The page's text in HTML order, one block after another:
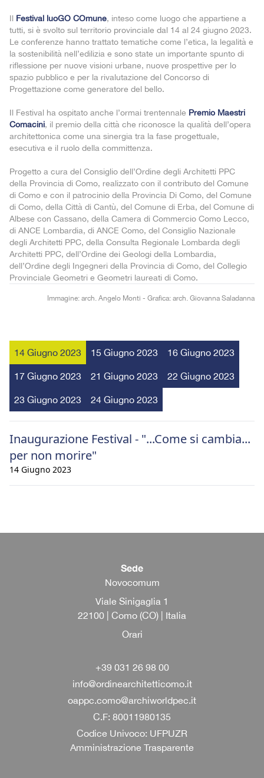
Il Festival luoGO COmune, inteso come luogo che appartiene a
tutti, si è svolto sul territorio provinciale dal 14 al 24 giugno 2023.
Le conferenze hanno trattato tematiche come l’etica, la legalità e
la sostenibilità nell’edilizia e sono state un importante spunto di
riflessione per nuove visioni urbane, nuove prospettive per lo
spazio pubblico e per la rivalutazione del Concorso di
Progettazione come generatore del bello.
Il Festival ha ospitato anche l’ormai trentennale Premio Maestri
Comacini, il premio della città che riconosce la qualità dell’opera
architettonica come una sinergia tra la fase progettuale,
esecutiva e il ruolo della committenza.
Progetto a cura del Consiglio dell’Ordine degli Architetti PPC
della Provincia di Como, realizzato con il contributo del Comune
di Como e con il patrocinio della Provincia Di Como, del Comune
di Como, della Città di Cantù, del Comune di Erba, del Comune di
Albese con Cassano, della Camera di Commercio Como Lecco,
di ANCE Lombardia, di ANCE Como, del Consiglio Nazionale
degli Architetti PPC, della Consulta Regionale Lombarda degli
Architetti PPC, dell’Ordine dei Geologi della Lombardia,
dell’Ordine degli Ingegneri della Provincia di Como, del Collegio
Provinciale Geometri e Geometri laureati di Como.
Immagine: arch. Angelo Monti - Grafica: arch. Giovanna Saladanna
14 Giugno 2023 15 Giugno 2023 16 Giugno 2023
17 Giugno 2023 21 Giugno 2023 22 Giugno 2023
23 Giugno 2023 24 Giugno 2023
Inaugurazione Festival - "...Come si cambia...
per non morire"
14 Giugno 2023
Sede
Novocomum
Viale Sinigaglia 1
22100 | Como (CO) | Italia
Orari
+39 031 26 98 00
info@ordinearchitetticomo.it
oappc.como@archiworldpec.it
C.F: 80011980135
Codice Univoco: UFPUZR
Amministrazione Trasparente